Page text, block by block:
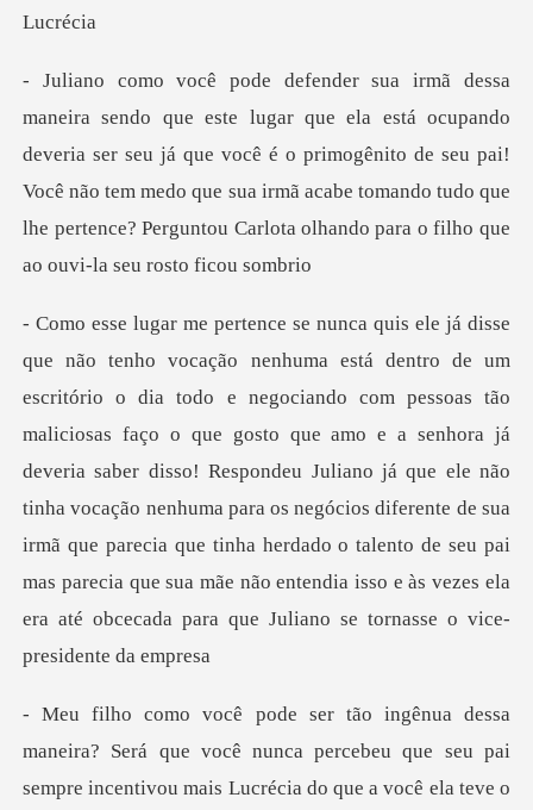
deveria ser seu já que você é o primogênito de seu pai!
Você não tem medo que sua irmã acabe tomando
aço o que gosto que amo e a senhora já
deveria saber disso! Respondeu Juliano já que ele não
tinha vocação nenhuma para os negócios diferente de sua
irmã que parecia qu
ercebeu que seu pai
sempre incentivou mais Lucrécia do que a você ela teve o